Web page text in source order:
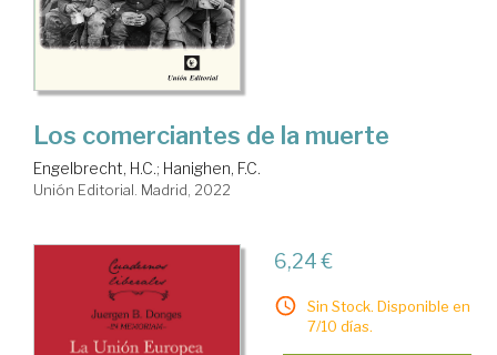
Los comerciantes de la muerte
Engelbrecht, H.C.; Hanighen, F.C.
Unión Editorial. Madrid, 2022
6,24 €
Sin Stock. Disponible en
7/10 días.